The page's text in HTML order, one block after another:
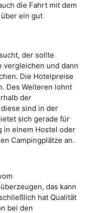
die Fahrt mit dem
ein gut
der sollte
vergleichen und dann
Die Hotelpreise
Des Weiteren lohnt
der
sind in der
sich gerade für
in einem Hostel oder
Campingplätze an.
das kann
hat Qualität
bei den